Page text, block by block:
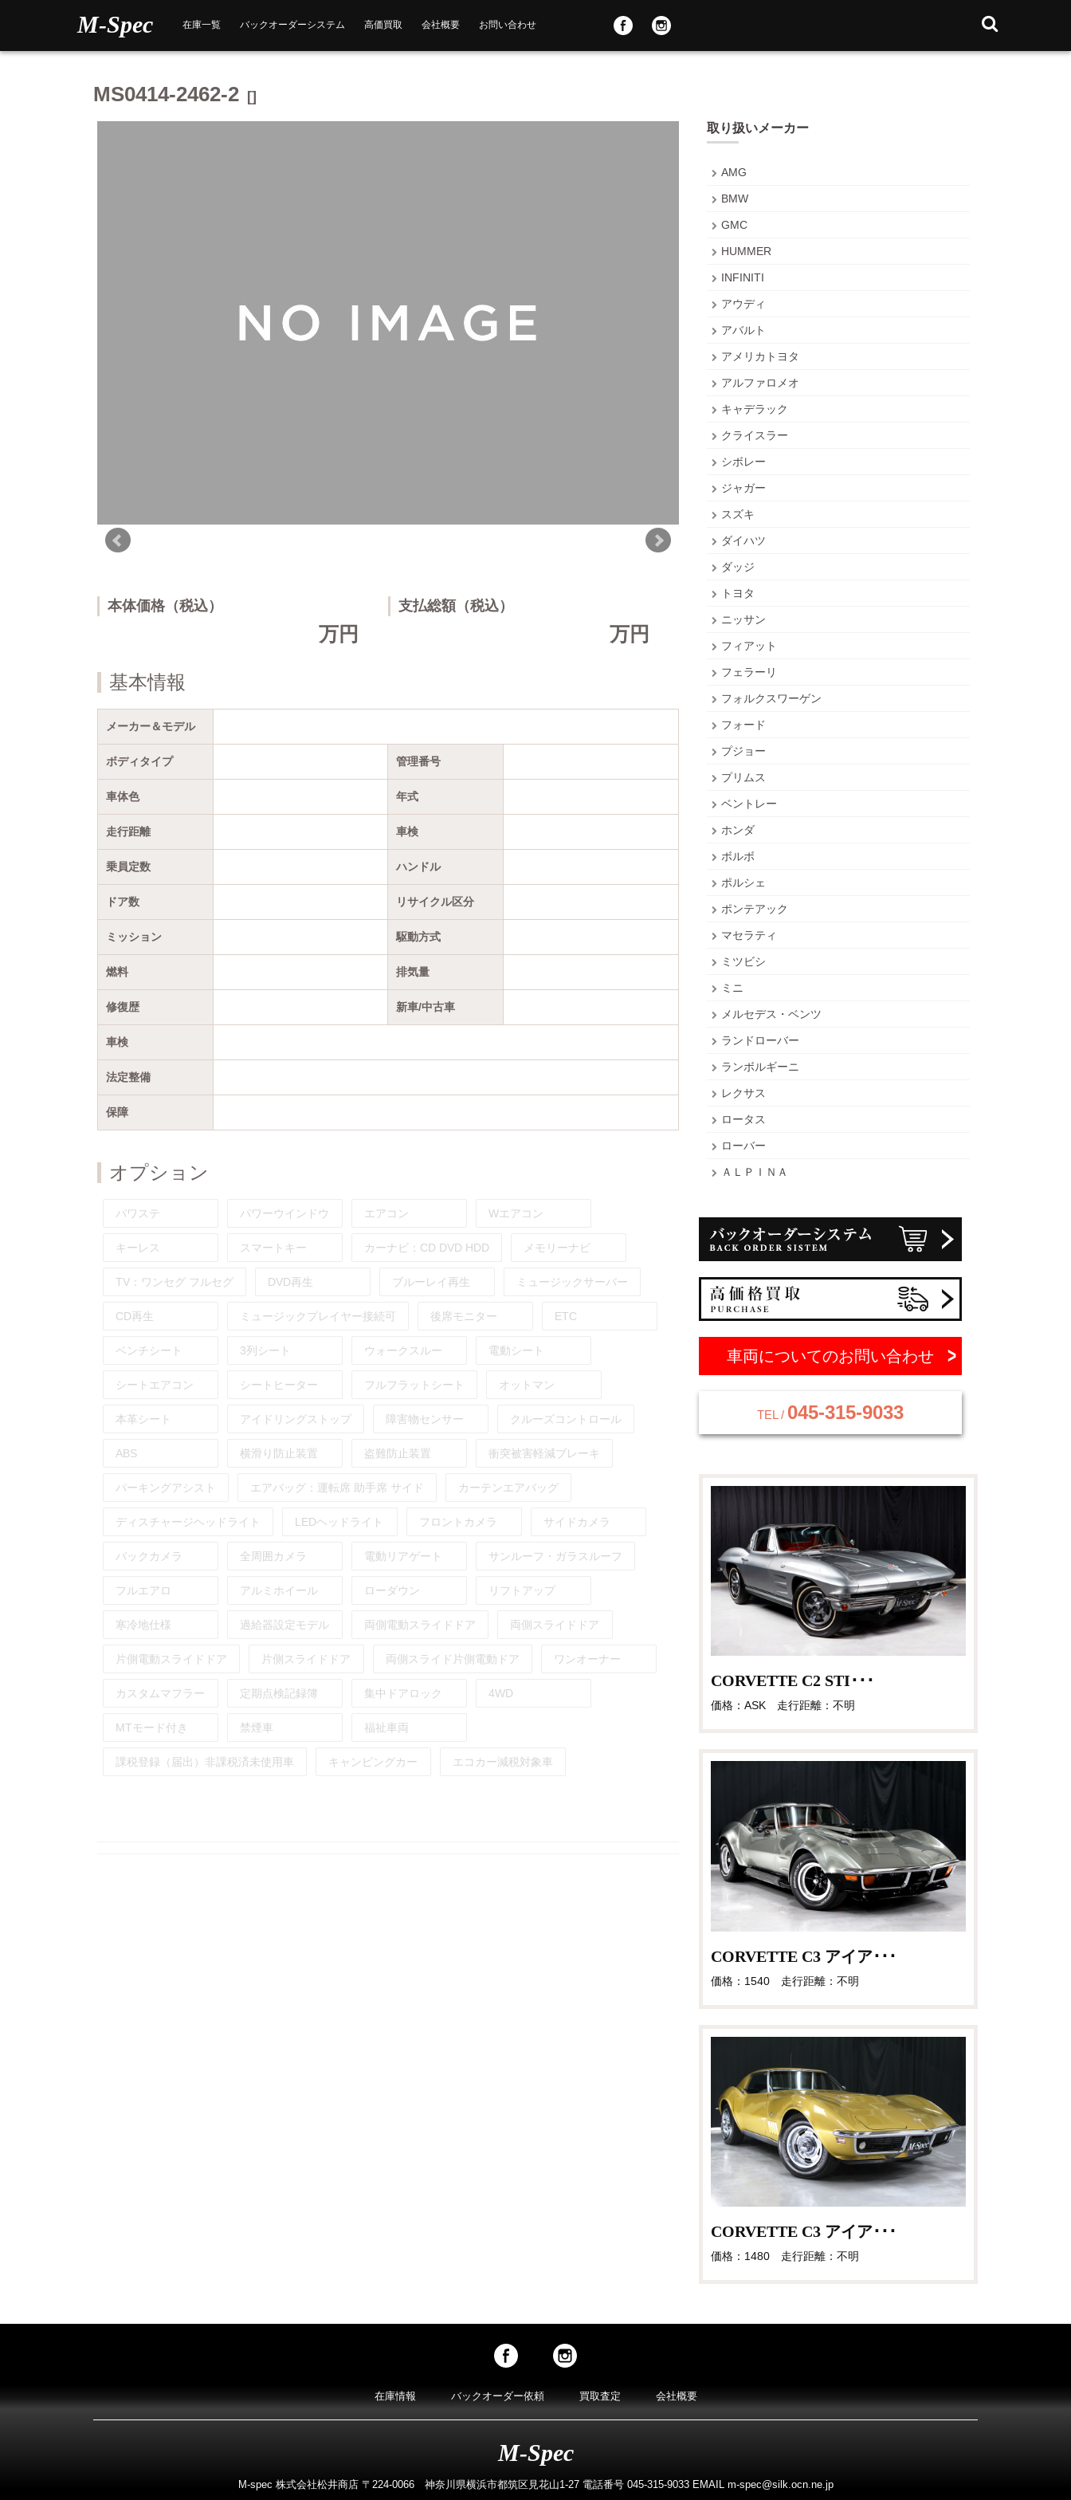
M-Spec 在庫一覧 バックオーダーシステム 高価買取 会社概要 お問い合わせ
MS0414-2462-2 []
本体価格（税込）
万円
支払総額（税込）
万円
基本情報
メーカー＆モデル
ボディタイプ 管理番号
車体色 年式
走行距離 車検
乗員定数 ハンドル
ドア数 リサイクル区分
ミッション 駆動方式
燃料 排気量
修復歴 新車/中古車
車検
法定整備
保障
オプション
パワステ パワーウインドウ エアコン Wエアコン
キーレス スマートキー カーナビ： CD DVD HDD メモリーナビ
TV： ワンセグ フルセグ DVD再生 ブルーレイ再生 ミュージックサーバー
CD再生 ミュージックプレイヤー接続可 後席モニター ETC
ベンチシート 3列シート ウォークスルー 電動シート
シートエアコン シートヒーター フルフラットシート オットマン
本革シート アイドリングストップ 障害物センサー クルーズコントロール
ABS 横滑り防止装置 盗難防止装置 衝突被害軽減ブレーキ
パーキングアシスト エアバッグ： 運転席 助手席 サイド カーテンエアバッグ
ディスチャージヘッドライト LEDヘッドライト フロントカメラ サイドカメラ
バックカメラ 全周囲カメラ 電動リアゲート サンルーフ・ガラスルーフ
フルエアロ アルミホイール ローダウン リフトアップ
寒冷地仕様 過給器設定モデル 両側電動スライドドア 両側スライドドア
片側電動スライドドア 片側スライドドア 両側スライド片側電動ドア ワンオーナー
カスタムマフラー 定期点検記録簿 集中ドアロック 4WD
MTモード付き 禁煙車 福祉車両
課税登録（届出）非課税済未使用車 キャンピングカー エコカー減税対象車
取り扱いメーカー
AMG
BMW
GMC
HUMMER
INFINITI
アウディ
アバルト
アメリカトヨタ
アルファロメオ
キャデラック
クライスラー
シボレー
ジャガー
スズキ
ダイハツ
ダッジ
トヨタ
ニッサン
フィアット
フェラーリ
フォルクスワーゲン
フォード
プジョー
プリムス
ベントレー
ホンダ
ボルボ
ポルシェ
ポンテアック
マセラティ
ミツビシ
ミニ
メルセデス・ベンツ
ランドローバー
ランボルギーニ
レクサス
ロータス
ローバー
ＡＬＰＩＮＡ
車両についてのお問い合わせ
TEL / 045-315-9033
CORVETTE C2 STI･･･
価格：ASK 走行距離：不明
CORVETTE C3 アイア･･･
価格：1540 走行距離：不明
CORVETTE C3 アイア･･･
価格：1480 走行距離：不明
在庫情報 バックオーダー依頼 買取査定 会社概要
M-Spec
M-spec 株式会社松井商店 〒224-0066 神奈川県横浜市都筑区見花山1-27 電話番号 045-315-9033 EMAIL m-spec@silk.ocn.ne.jp